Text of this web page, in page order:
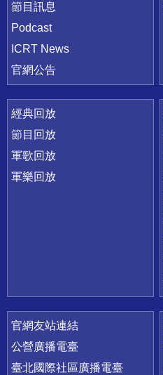
節目訊息
Podcast
ICRT News
官網公告
經典回放
節目回放
軍歌回放
軍樂回放
官網友站連結
公營廣播電臺
臺北國際社區廣播電臺